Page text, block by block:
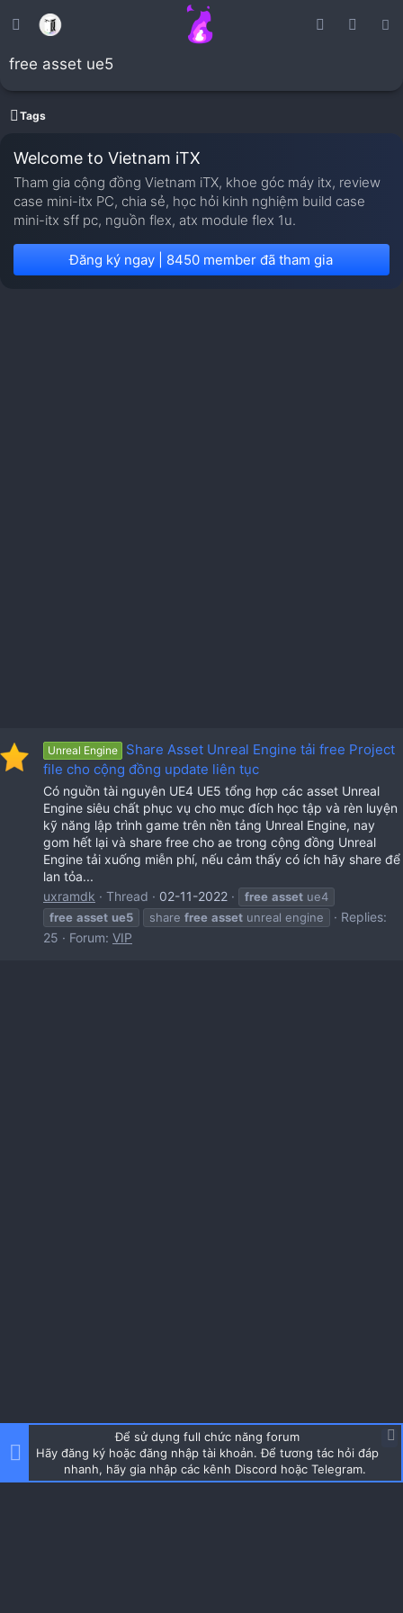
free asset ue5
Tags
Welcome to Vietnam iTX
Tham gia cộng đồng Vietnam iTX, khoe góc máy itx, review
case mini-itx PC, chia sẻ, học hỏi kinh nghiệm build case
mini-itx sff pc, nguồn flex, atx module flex 1u.
Đăng ký ngay | 8450 member đã tham gia
Unreal Engine
Share Asset Unreal Engine tải free Project
file cho cộng đồng update liên tục
Có nguồn tài nguyên UE4 UE5 tổng hợp các asset Unreal
Engine siêu chất phục vụ cho mục đích học tập và rèn luyện
kỹ năng lập trình game trên nền tảng Unreal Engine, nay
gom hết lại và share free cho ae trong cộng đồng Unreal
Engine tải xuống miễn phí, nếu cảm thấy có ích hãy share để
lan tỏa...
uxramdk
Thread 02-11-2022 free asset ue4
free asset ue5 share free asset unreal engine
Replies:
25
Forum: VIP
Để sử dụng full chức năng forum
Hãy đăng ký hoặc đăng nhập tài khoản. Để tương tác hỏi đáp
nhanh, hãy gia nhập các kênh Discord hoặc Telegram.